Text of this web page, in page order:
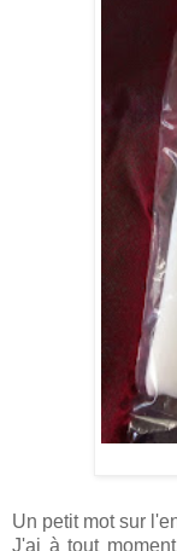
Un petit mot sur
J'ai à tout